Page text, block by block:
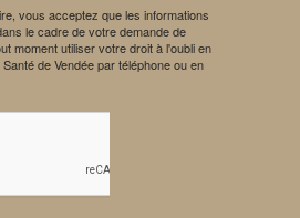
vous acceptez que les informations
le cadre de votre demande de
moment utiliser votre droit à l'oubli en
de Vendée par téléphone ou en